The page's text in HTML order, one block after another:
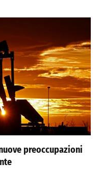
preoccupazioni